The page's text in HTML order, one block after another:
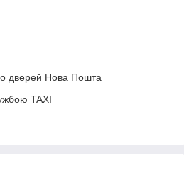
дверей Нова Пошта
TAXI